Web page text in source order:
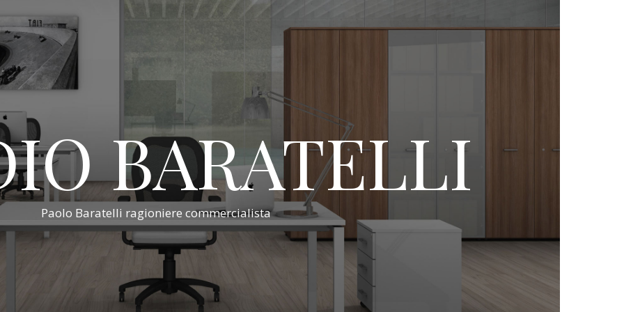
BARATELLI
Paolo Baratelli ragioniere commercialista